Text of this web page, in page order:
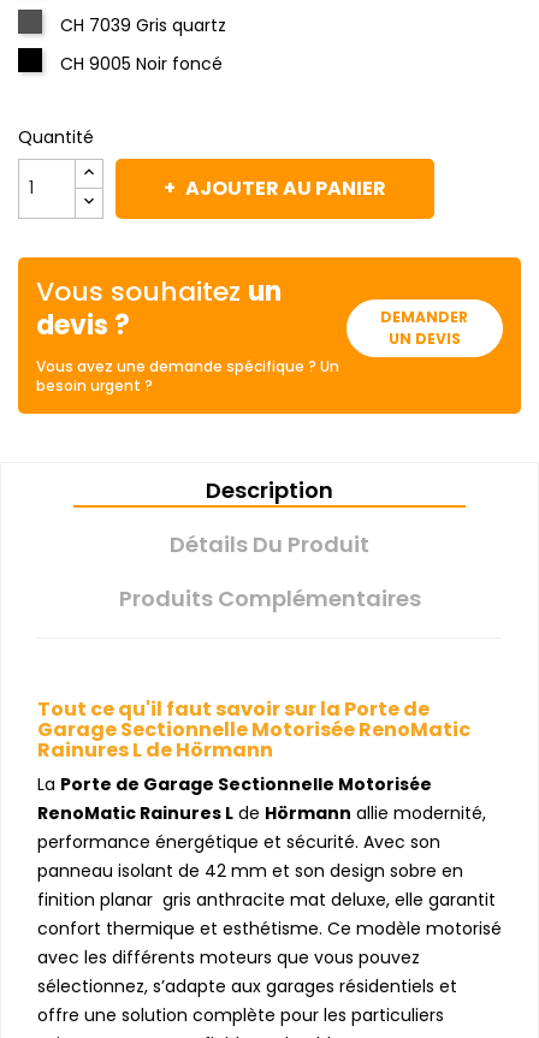
CH 7039 Gris quartz
CH 9005 Noir foncé
Quantité
AJOUTER AU PANIER
Vous souhaitez un
devis ?
Vous avez une demande spécifique ? Un
besoin urgent ?
DEMANDER
UN DEVIS
Description
Détails Du Produit
Produits Complémentaires
Tout ce qu'il faut savoir sur la Porte de
Garage Sectionnelle Motorisée RenoMatic
Rainures L de Hörmann
La Porte de Garage Sectionnelle Motorisée
RenoMatic Rainures L de Hörmann allie modernité,
performance énergétique et sécurité. Avec son
panneau isolant de 42 mm et son design sobre en
finition planar gris anthracite mat deluxe, elle garantit
confort thermique et esthétisme. Ce modèle motorisé
avec les différents moteurs que vous pouvez
sélectionnez, s’adapte aux garages résidentiels et
offre une solution complète pour les particuliers